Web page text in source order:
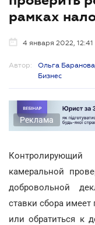
рамках
4 января 2022, 12:41
Автор:
Ольга
Бизнес
Реклама
камеральной
добровольной
ставки сбора
или обратиться к